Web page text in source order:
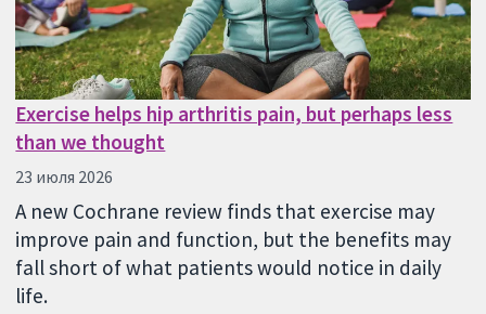
Exercise helps hip arthritis pain, but perhaps less
than we thought
23 июля 2026
A new Cochrane review finds that exercise may
improve pain and function, but the benefits may
fall short of what patients would notice in daily
life.